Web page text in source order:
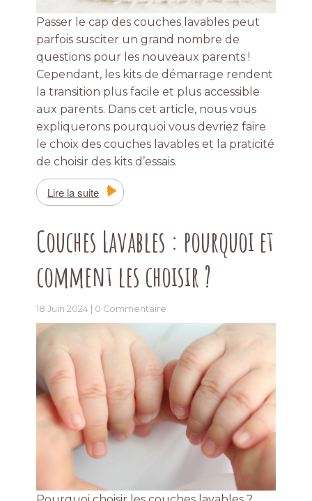
Passer le cap des couches lavables peut
parfois susciter un grand nombre de
questions pour les nouveaux parents !
Cependant, les kits de démarrage rendent
la transition plus facile et plus accessible
aux parents. Dans cet article, nous vous
expliquerons pourquoi vous devriez faire
le choix des couches lavables et la praticité
de choisir des kits d’essais.
Lire la suite
Couches Lavables : pourquoi et
comment les choisir ?
18 Juin 2024 | 0 Commentaire